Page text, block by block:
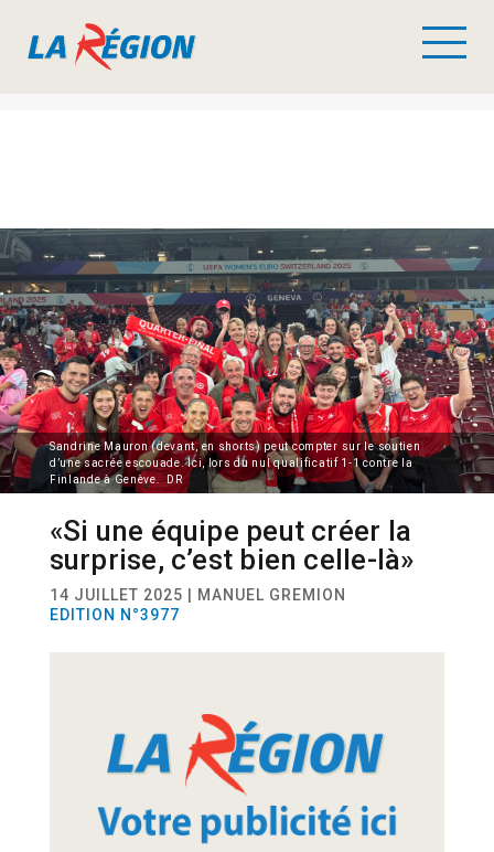
SPORT
Sandrine Mauron (devant, en shorts) peut compter sur le soutien
d’une sacrée escouade. Ici, lors du nul qualificatif 1-1 contre la
Finlande à Genève. DR
«Si une équipe peut créer la
surprise, c’est bien celle-là»
14 JUILLET 2025 | MANUEL GREMION
EDITION N°3977